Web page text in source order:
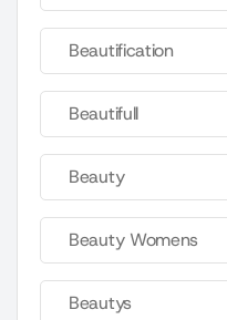
Beautification
Beautifull
Beauty
Beauty Womens
Beautys